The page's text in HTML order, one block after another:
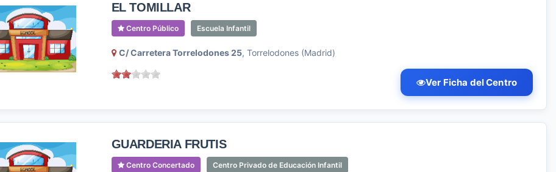
EL TOMILLAR
Centro Público Escuela Infantil
C/ Carretera Torrelodones 25, Torrelodones (Madrid)
Ver Ficha del Centro
GUARDERIA FRUTIS
Centro Concertado Centro Privado de Educación Infantil